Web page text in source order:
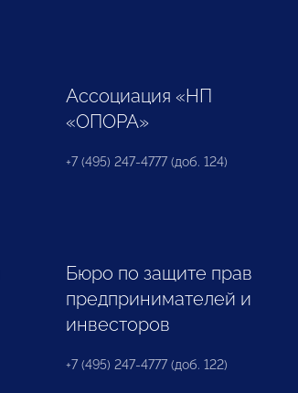
Ассоциация «НП
«ОПОРА»
+7 (495) 247-4777 (доб. 124)
Бюро по защите прав
предпринимателей и
инвесторов
+7 (495) 247-4777 (доб. 122)